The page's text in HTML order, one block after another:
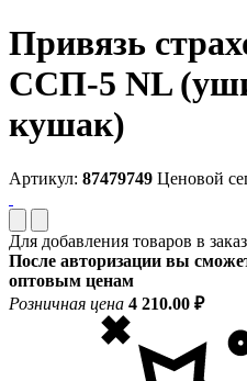
Привязь
ССП-5 NL
кушак)
Артикул: 87479749 Ценовой
Для добавления товаров в
После авторизации вы
оптовым ценам
Розничная цена 4 210.00 ₽